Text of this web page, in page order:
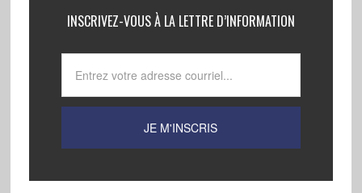
INSCRIVEZ-VOUS À LA LETTRE D’INFORMATION